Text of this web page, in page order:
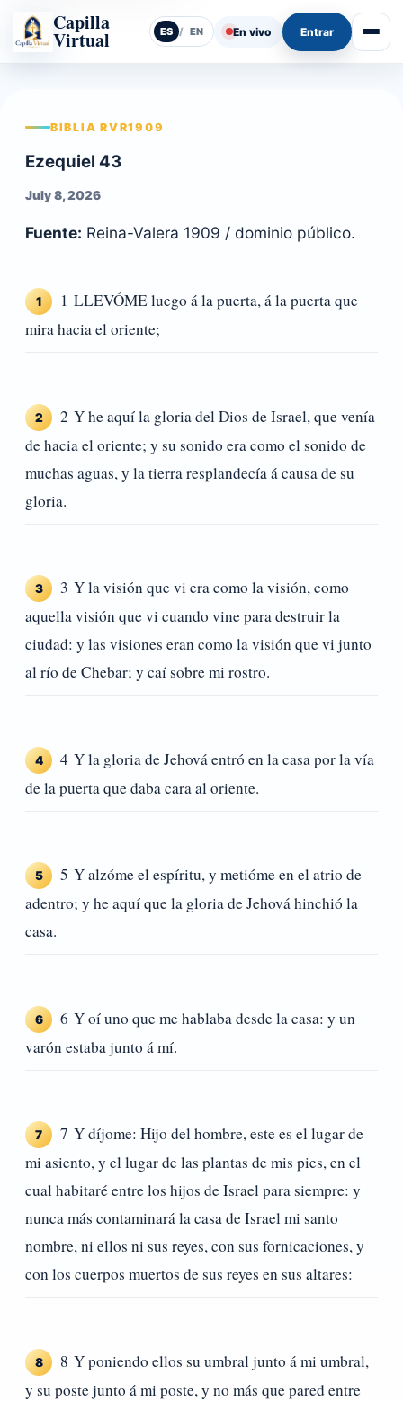
Capilla
Virtual ES / EN En vivo Entrar Abrir
BIBLIA RVR1909
Ezequiel 43
July 8, 2026
Fuente: Reina-Valera 1909 / dominio público.
1
1 LLEVÓME luego á la puerta, á la puerta que
mira hacia el oriente;
2
2 Y he aquí la gloria del Dios de Israel, que venía
de hacia el oriente; y su sonido era como el sonido de
muchas aguas, y la tierra resplandecía á causa de su
gloria.
3
3 Y la visión que vi era como la visión, como
aquella visión que vi cuando vine para destruir la
ciudad: y las visiones eran como la visión que vi junto
al río de Chebar; y caí sobre mi rostro.
4
4 Y la gloria de Jehová entró en la casa por la vía
de la puerta que daba cara al oriente.
5
5 Y alzóme el espíritu, y metióme en el atrio de
adentro; y he aquí que la gloria de Jehová hinchió la
casa.
6
6 Y oí uno que me hablaba desde la casa: y un
varón estaba junto á mí.
7
7 Y díjome: Hijo del hombre, este es el lugar de
mi asiento, y el lugar de las plantas de mis pies, en el
cual habitaré entre los hijos de Israel para siempre: y
nunca más contaminará la casa de Israel mi santo
nombre, ni ellos ni sus reyes, con sus fornicaciones, y
con los cuerpos muertos de sus reyes en sus altares:
8
8 Y poniendo ellos su umbral junto á mi umbral,
y su poste junto á mi poste, y no más que pared entre